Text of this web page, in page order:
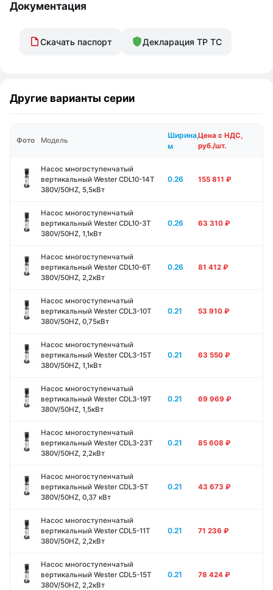
Документация
Скачать паспорт Декларация ТР ТС
Другие варианты серии
Фото Модель
Ширина,
м
Цена с НДС,
руб./шт.
Насос многоступенчатый
вертикальный Wester CDL10-14T
380V/50HZ, 5,5кВт
0.26 155 811 ₽
Насос многоступенчатый
вертикальный Wester CDL10-3T
380V/50HZ, 1,1кВт
0.26 63 310 ₽
Насос многоступенчатый
вертикальный Wester CDL10-6T
380V/50HZ, 2,2кВт
0.26 81 412 ₽
Насос многоступенчатый
вертикальный Wester CDL3-10T
380V/50HZ, 0,75кВт
0.21 53 910 ₽
Насос многоступенчатый
вертикальный Wester CDL3-15T
380V/50HZ, 1,1кВт
0.21 63 550 ₽
Насос многоступенчатый
вертикальный Wester CDL3-19T
380V/50HZ, 1,5кВт
0.21 69 969 ₽
Насос многоступенчатый
вертикальный Wester CDL3-23T
380V/50HZ, 2,2кВт
0.21 85 608 ₽
Насос многоступенчатый
вертикальный Wester CDL3-5T
380V/50HZ, 0,37 кВт
0.21 43 673 ₽
Насос многоступенчатый
вертикальный Wester CDL5-11T
380V/50HZ, 2,2кВт
0.21 71 236 ₽
Насос многоступенчатый
вертикальный Wester CDL5-15T
380V/50HZ, 2,2кВт
0.21 78 424 ₽